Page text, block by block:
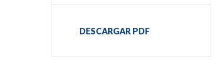
DESCARGAR PDF